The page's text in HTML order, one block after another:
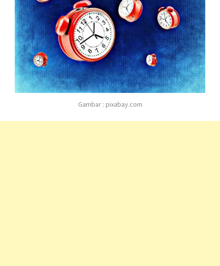
Gambar : pixabay.com